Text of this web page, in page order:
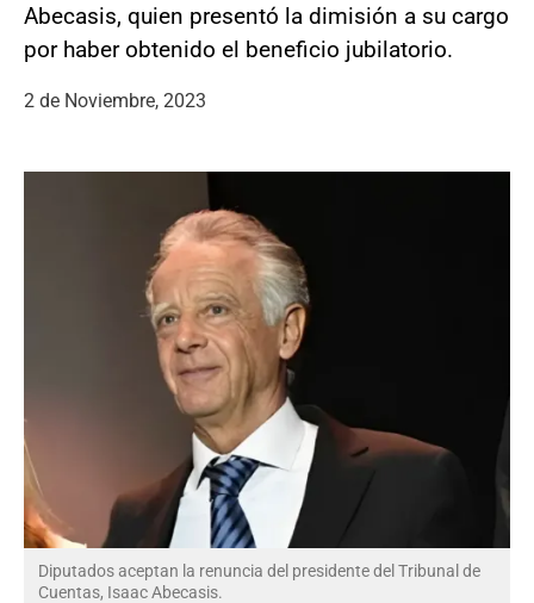
Abecasis, quien presentó la dimisión a su cargo
por haber obtenido el beneficio jubilatorio.
2 de Noviembre, 2023
Diputados aceptan la renuncia del presidente del Tribunal de
Cuentas, Isaac Abecasis.